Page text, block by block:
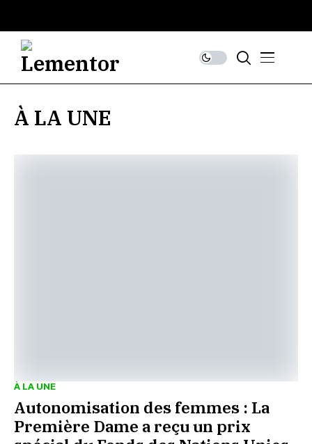
À LA UNE
À LA UNE
Autonomisation des femmes : La
Première Dame a reçu un prix